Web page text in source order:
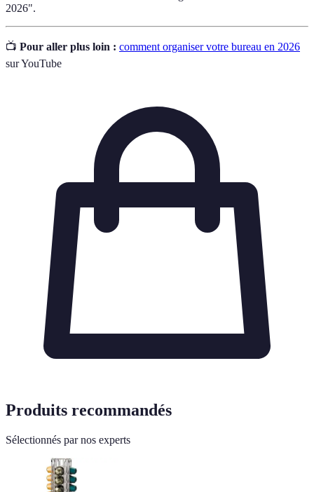
2026".
📺 Pour aller plus loin : comment organiser votre bureau en 2026
sur YouTube
Produits recommandés
Sélectionnés par nos experts